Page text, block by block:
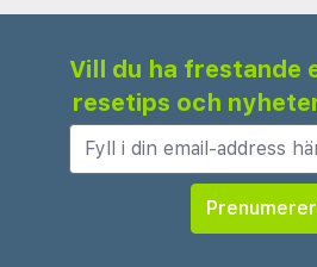
Vill du ha frestande
resetips och